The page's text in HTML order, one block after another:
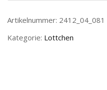
Artikelnummer: 2412_04_081
Kategorie: Lottchen